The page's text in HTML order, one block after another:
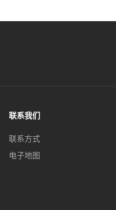
联系我们
联系方式
电子地图